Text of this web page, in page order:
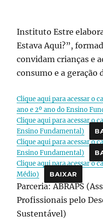
Instituto Estre
Estava Aqui?”,
convidam crianças e
consumo e a geração
Clique aqui para acessar o
ano e 2º ano do Ensino
Clique aqui para acessar o
Ensino Fundamental)
Clique aqui para acessar o
Ensino Fundamental)
Clique aqui para acessar o
Médio)
BAIXAR
Parceria: ABRAPS
Profissionais pelo
Sustentável)